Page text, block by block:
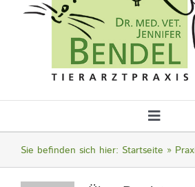
Datenschutz
Toggle
Startseite
Sie befinden sich hier: Startseite